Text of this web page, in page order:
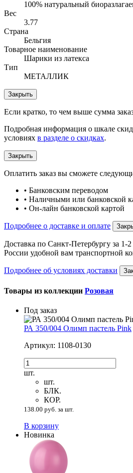
100% натуральный
Вес
3.77
Страна
Бельгия
Товарное наименование
Шарики из латекса
Тип
МЕТАЛЛИК
Закрыть
Если кратко, то чем выше сумма
Подробная информация о шкале
условиях в разделе о скидках.
Закрыть
Оплатить заказ вы сможете
• Банковским переводом
• Наличными или банковской
• Он-лайн банковской картой
Подробнее о доставке и оплате
Доставка по Санкт-Петербургу за 1-
России удобной вам транспортной
Подробнее об условиях доставки
Товары из коллекции Розовая
Под заказ
РА 350/004 Олимп пастель Pink
Артикул: 1108-0130
шт.
шт.
БЛК.
КОР.
138.00 руб. за шт.
В корзину
Новинка